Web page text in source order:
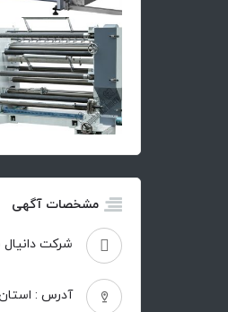
مشخصات آگهی
شرکت
آدرس : استان